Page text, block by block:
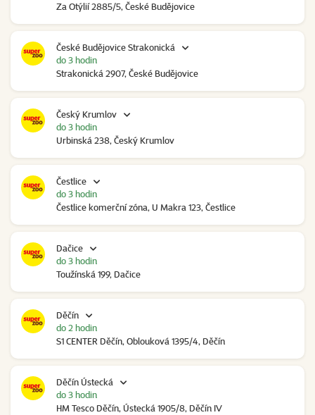
Za Otýlií 2885/5, České Budějovice
České Budějovice Strakonická
Strakonická 2907, České Budějovice
do 3 hodin
Český Krumlov
Urbinská 238, Český Krumlov
do 3 hodin
Čestlice
Čestlice komerční zóna, U Makra 123, Čestlice
do 3 hodin
Dačice
Toužínská 199, Dačice
do 3 hodin
Děčín
S1 CENTER Děčín, Oblouková 1395/4, Děčín
do 2 hodin
Děčín Ústecká
HM Tesco Děčín, Ústecká 1905/8, Děčín IV
do 3 hodin